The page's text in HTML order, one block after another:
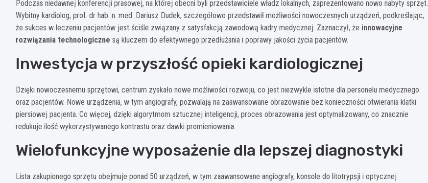
Podczas niedawnej konferencji prasowej, na której obecni byli przedstawiciele władz lokalnych, zaprezentowano nowo nabyty sprzęt.
Wybitny kardiolog, prof. dr hab. n. med. Dariusz Dudek, szczegółowo przedstawił możliwości nowoczesnych urządzeń, podkreślając,
że sukces w leczeniu pacjentów jest ściśle związany z satysfakcją zawodową kadry medycznej. Zaznaczył, że innowacyjne
rozwiązania technologiczne są kluczem do efektywnego przedłużania i poprawy jakości życia pacjentów.
Inwestycja w przyszłość opieki kardiologicznej
Dzięki nowoczesnemu sprzętowi, centrum zyskało nowe możliwości rozwoju, co jest niezwykle istotne dla personelu medycznego
oraz pacjentów. Nowe urządzenia, w tym angiografy, pozwalają na zaawansowane obrazowanie bez konieczności otwierania klatki
piersiowej pacjenta. Co więcej, dzięki algorytmom sztucznej inteligencji, proces obrazowania jest optymalizowany, co znacznie
redukuje ilość wykorzystywanego kontrastu oraz dawki promieniowania.
Wielofunkcyjne wyposażenie dla lepszej diagnostyki
Lista zakupionego sprzętu obejmuje ponad 50 urządzeń, w tym zaawansowane angiografy, konsole do litotrypsji i optycznej